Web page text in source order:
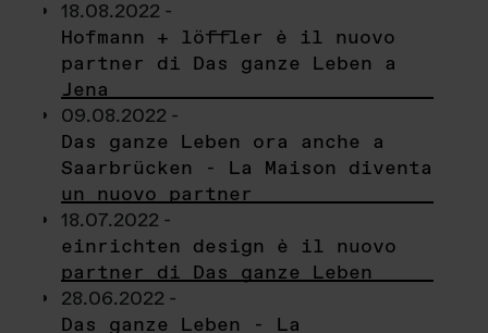
18.08.2022 -
Hofmann + löffler è il nuovo
partner di Das ganze Leben a
Jena
09.08.2022 -
Das ganze Leben ora anche a
Saarbrücken - La Maison diventa
un nuovo partner
18.07.2022 -
einrichten design è il nuovo
partner di Das ganze Leben
28.06.2022 -
Das ganze Leben - La